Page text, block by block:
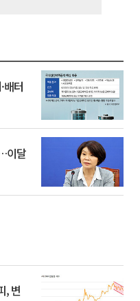
배터
이달
, 변